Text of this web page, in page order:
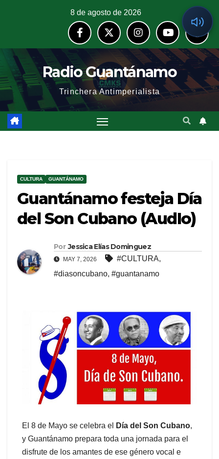
8 de agosto de 2026
Radio Guantánamo
Trinchera Antimperialista
CULTURA GUANTÁNAMO
Guantánamo festeja Día
del Son Cubano (AudIo)
Por Jessica Elías Dominguez
MAY 7, 2026 #CULTURA,
#diasoncubano, #guantanamo
El 8 de Mayo se celebra el Día del Son Cubano,
y Guantánamo prepara toda una jornada para el
disfrute de los amantes de ese género vocal e